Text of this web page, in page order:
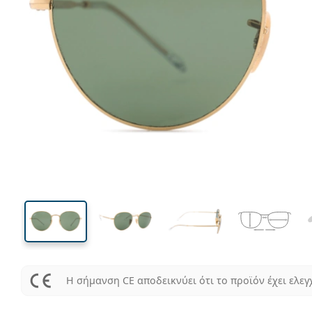
Μήκος σκελετού
50 mm
Ύψος φακού Μήκος φακού
Η σήμανση CE αποδεικνύει ότι το προϊόν έχει